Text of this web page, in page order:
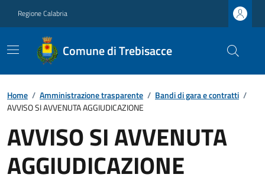
Regione Calabria
Comune di Trebisacce
Home / Amministrazione trasparente / Bandi di gara e contratti /
AVVISO SI AVVENUTA AGGIUDICAZIONE
AVVISO SI AVVENUTA
AGGIUDICAZIONE